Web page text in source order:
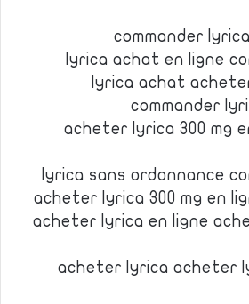
commander
lyrica achat en ligne
lyrica achat
commander
acheter lyrica 300 mg
lyrica sans ordonnance
acheter lyrica 300 mg en
acheter lyrica en ligne
acheter lyrica acheter